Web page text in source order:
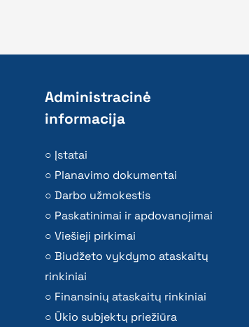
Administracinė
informacija
Įstatai
Planavimo dokumentai
Darbo užmokestis
Paskatinimai ir apdovanojimai
Viešieji pirkimai
Biudžeto vykdymo ataskaitų
rinkiniai
Finansinių ataskaitų rinkiniai
Ūkio subjektų priežiūra